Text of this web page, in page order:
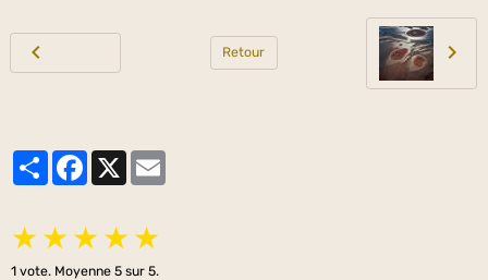
Retour
PartagerFacebook
X
★ ★ ★ ★ ★
1 vote. Moyenne 5 sur 5.